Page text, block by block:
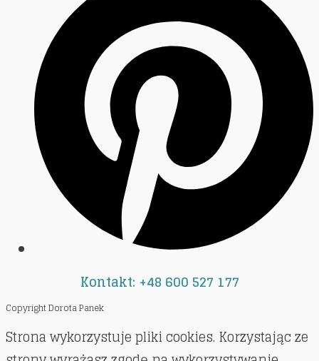
Kontakt: +48 600 527 177
Copyright Dorota Panek
Strona wykorzystuje pliki cookies. Korzystając ze